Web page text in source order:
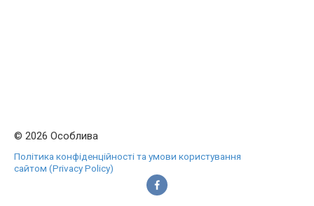
© 2026 Особлива
Політика конфіденційності та умови користування
сайтом (Privacy Policy)